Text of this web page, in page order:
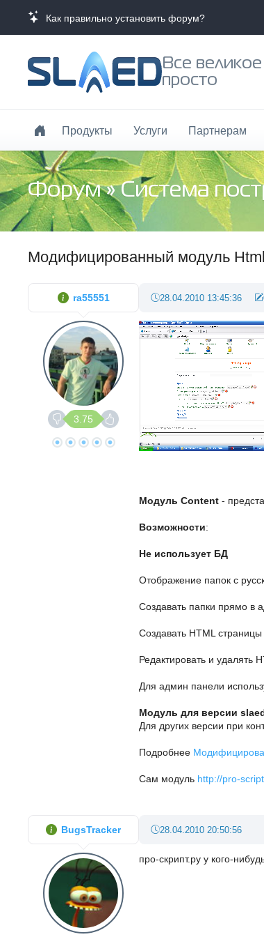
Как правильно установить форум?
Все великое
просто
Продукты Услуги Партнерам
Форум»Система
Модифицированный модуль
28.04.2010 13:45:36
Модуль Content -
Возможности:
Не использует БД
Отображение папок с
Создавать папки прямо в
Создавать HTML
Редактировать и удалять
Для админ панели
Модуль для версии
Для других версии при
Подробнее
Сам модуль http://pro-
ra55551
3.75
28.04.2010 20:50:56
про-скрипт.ру у кого-
BugsTracker